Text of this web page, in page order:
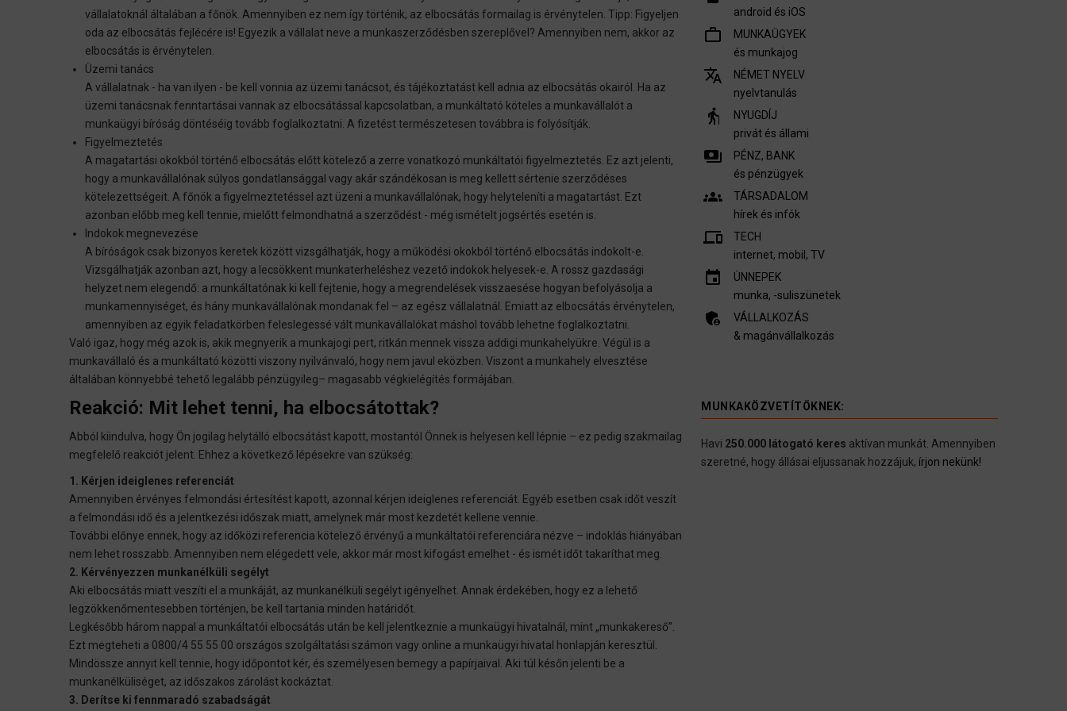
vállalatoknál általában a főnök. Amennyiben ez nem így történik, az elbocsátás formailag is érvénytelen. Tipp: Figyeljen
oda az elbocsátás fejlécére is! Egyezik a vállalat neve a munkaszerződésben szereplővel? Amennyiben nem, akkor az
elbocsátás is érvénytelen.
Üzemi tanács
A vállalatnak - ha van ilyen - be kell vonnia az üzemi tanácsot, és tájékoztatást kell adnia az elbocsátás okairól. Ha az
üzemi tanácsnak fenntartásai vannak az elbocsátással kapcsolatban, a munkáltató köteles a munkavállalót a
munkaügyi bíróság döntéséig tovább foglalkoztatni. A fizetést természetesen továbbra is folyósítják.
Figyelmeztetés
A magatartási okokból történő elbocsátás előtt kötelező a zerre vonatkozó munkáltatói figyelmeztetés. Ez azt jelenti,
hogy a munkavállalónak súlyos gondatlansággal vagy akár szándékosan is meg kellett sértenie szerződéses
kötelezettségeit. A főnök a figyelmeztetéssel azt üzeni a munkavállalónak, hogy helyteleníti a magatartást. Ezt
azonban előbb meg kell tennie, mielőtt felmondhatná a szerződést - még ismételt jogsértés esetén is.
Indokok megnevezése
A bíróságok csak bizonyos keretek között vizsgálhatják, hogy a működési okokból történő elbocsátás indokolt-e.
Vizsgálhatják azonban azt, hogy a lecsökkent munkaterheléshez vezető indokok helyesek-e. A rossz gazdasági
helyzet nem elegendő: a munkáltatónak ki kell fejtenie, hogy a megrendelések visszaesése hogyan befolyásolja a
munkamennyiséget, és hány munkavállalónak mondanak fel – az egész vállalatnál. Emiatt az elbocsátás érvénytelen,
amennyiben az egyik feladatkörben feleslegessé vált munkavállalókat máshol tovább lehetne foglalkoztatni.
Való igaz, hogy még azok is, akik megnyerik a munkajogi pert, ritkán mennek vissza addigi munkahelyükre. Végül is a
munkavállaló és a munkáltató közötti viszony nyilvánvaló, hogy nem javul eközben. Viszont a munkahely elvesztése
általában könnyebbé tehető legalább pénzügyileg– magasabb végkielégítés formájában.
Reakció: Mit lehet tenni, ha elbocsátottak?
Abból kiindulva, hogy Ön jogilag helytálló elbocsátást kapott, mostantól Önnek is helyesen kell lépnie – ez pedig szakmailag
megfelelő reakciót jelent. Ehhez a következő lépésekre van szükség:
1. Kérjen ideiglenes referenciát
Amennyiben érvényes felmondási értesítést kapott, azonnal kérjen ideiglenes referenciát. Egyéb esetben csak időt veszít
a felmondási idő és a jelentkezési időszak miatt, amelynek már most kezdetét kellene vennie.
További előnye ennek, hogy az időközi referencia kötelező érvényű a munkáltatói referenciára nézve – indoklás hiányában
nem lehet rosszabb. Amennyiben nem elégedett vele, akkor már most kifogást emelhet - és ismét időt takaríthat meg.
2. Kérvényezzen munkanélküli segélyt
Aki elbocsátás miatt veszíti el a munkáját, az munkanélküli segélyt igényelhet. Annak érdekében, hogy ez a lehető
legzökkenőmentesebben történjen, be kell tartania minden határidőt.
Legkésőbb három nappal a munkáltatói elbocsátás után be kell jelentkeznie a munkaügyi hivatalnál, mint „munkakereső”.
Ezt megteheti a 0800/4 55 55 00 országos szolgáltatási számon vagy online a munkaügyi hivatal honlapján keresztül.
Mindössze annyit kell tennie, hogy időpontot kér, és személyesen bemegy a papírjaival. Aki túl későn jelenti be a
munkanélküliséget, az időszakos zárolást kockáztat.
3. Derítse ki fennmaradó szabadságát
android és iOS
work_outline
MUNKAÜGYEK
és munkajog
translate
NÉMET NYELV
nyelvtanulás
elderly
NYUGDÍJ
privát és állami
payments
PÉNZ, BANK
és pénzügyek
groups
TÁRSADALOM
hírek és infók
devices
TECH
internet, mobil, TV​
insert_invitation
ÜNNEPEK
munka, -suliszünetek
admin_panel_settings
VÁLLALKOZÁS
& magánvállalkozás
MUNKAKÖZVETÍTÖKNEK:
Havi 250.000 látogató keres aktívan munkát. Amennyiben
szeretné, hogy állásai eljussanak hozzájuk, írjon nekünk!